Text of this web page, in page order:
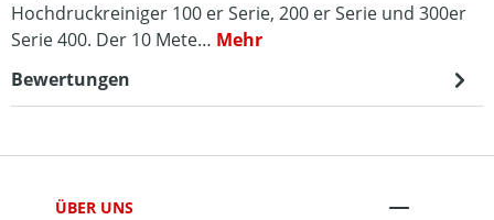
Hochdruckreiniger 100 er Serie, 200 er Serie und 300er
Serie 400. Der 10 Mete… Mehr
Bewertungen
ÜBER UNS